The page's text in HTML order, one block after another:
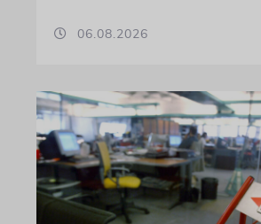
06.08.2026